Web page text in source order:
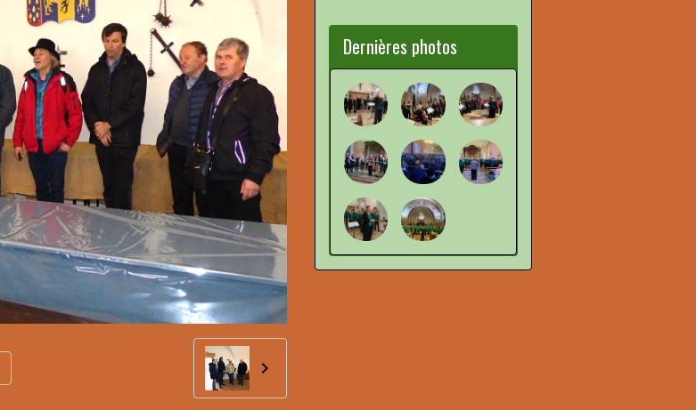
Dernières photos